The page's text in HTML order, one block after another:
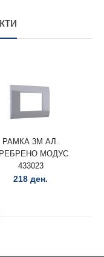
РАМКА 3M АЛ.
МОДУС
433023
218 ден.